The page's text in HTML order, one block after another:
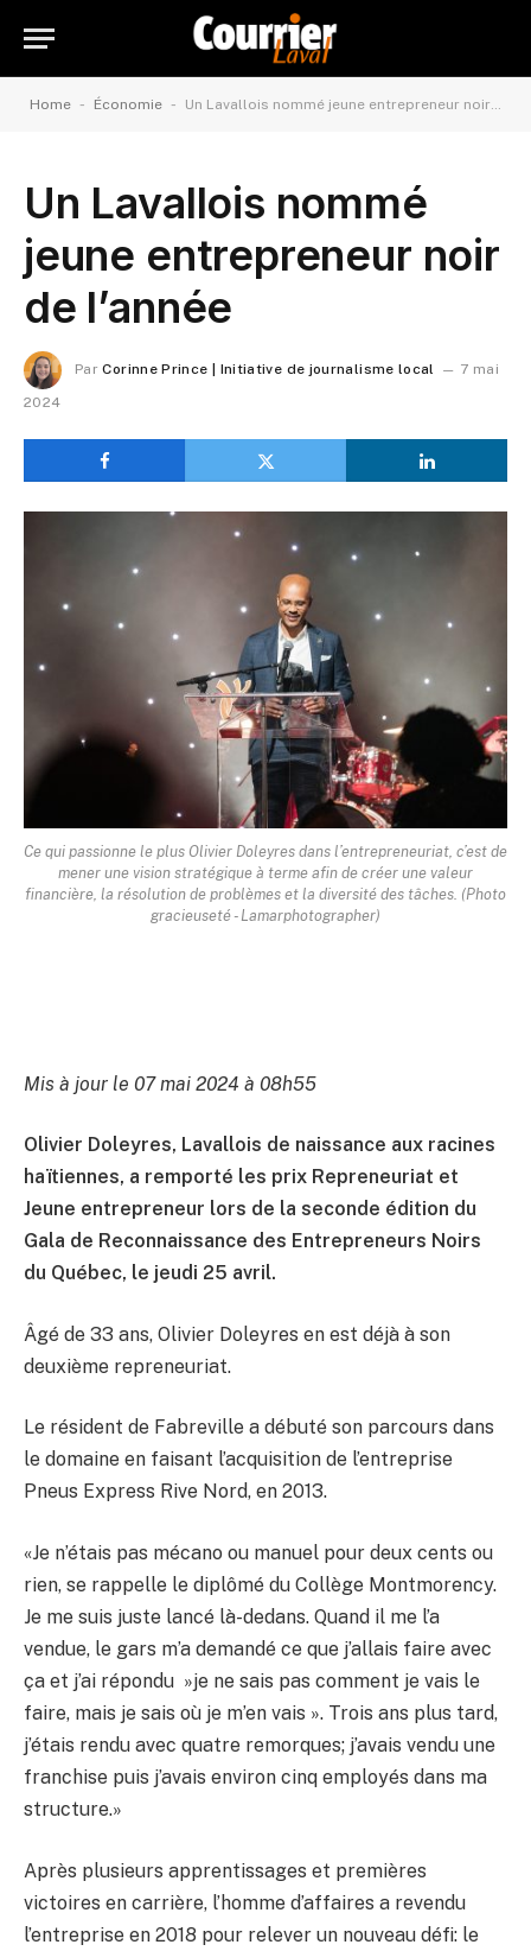
Home - Économie - Un Lavallois nommé jeune entrepreneur noir de l’année
Un Lavallois nommé
jeune entrepreneur noir
de l’année
Par Corinne Prince | Initiative de journalisme local
7 mai
2024
Ce qui passionne le plus Olivier Doleyres dans l’entrepreneuriat, c’est de
mener une vision stratégique à terme afin de créer une valeur
financière, la résolution de problèmes et la diversité des tâches. (Photo
gracieuseté - Lamarphotographer)
Mis à jour le 07 mai 2024 à 08h55
Olivier Doleyres, Lavallois de naissance aux racines
haïtiennes, a remporté les prix Repreneuriat et
Jeune entrepreneur lors de la seconde édition du
Gala de Reconnaissance des Entrepreneurs Noirs
du Québec, le jeudi 25 avril.
Âgé de 33 ans, Olivier Doleyres en est déjà à son
deuxième repreneuriat.
Le résident de Fabreville a débuté son parcours dans
le domaine en faisant l’acquisition de l’entreprise
Pneus Express Rive Nord, en 2013.
«Je n’étais pas mécano ou manuel pour deux cents ou
rien, se rappelle le diplômé du Collège Montmorency.
Je me suis juste lancé là-dedans. Quand il me l’a
vendue, le gars m’a demandé ce que j’allais faire avec
ça et j’ai répondu »je ne sais pas comment je vais le
faire, mais je sais où je m’en vais ». Trois ans plus tard,
j’étais rendu avec quatre remorques; j’avais vendu une
franchise puis j’avais environ cinq employés dans ma
structure.»
Après plusieurs apprentissages et premières
victoires en carrière, l’homme d’affaires a revendu
l’entreprise en 2018 pour relever un nouveau défi: le